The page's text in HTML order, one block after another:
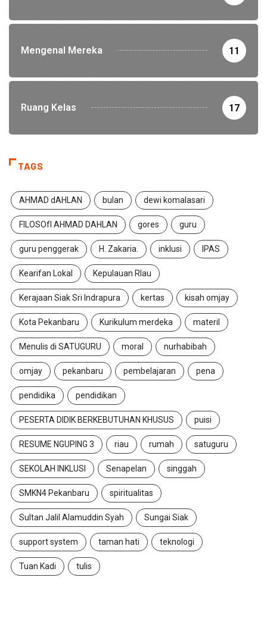
Mengenal Mereka 11
Ruang Kelas 17
TAGS
AHMAD dAHLAN bulan dewi komalasari
FILOSOfI AHMAD DAHLAN gores guru
guru penggerak H. Zakaria. inklusi IPAS
Kearifan Lokal Kepulauan RIau
Kerajaan Siak Sri Indrapura kertas kisah omjay
Kota Pekanbaru Kurikulum merdeka materil
Menulis di SATUGURU moral nurhabibah
omjay pekanbaru pembelajaran pena
pendidika pendidikan
PESERTA DIDIK BERKEBUTUHAN KHUSUS puisi
RESUME NGUPING 3 riau rumah satuguru
SEKOLAH INKLUSI Senapelan singgah
SMKN4 Pekanbaru spiritualitas
Sultan Jalil Alamuddin Syah Sungai Siak
support system taman hati teknologi
Tuan Kadi tulis